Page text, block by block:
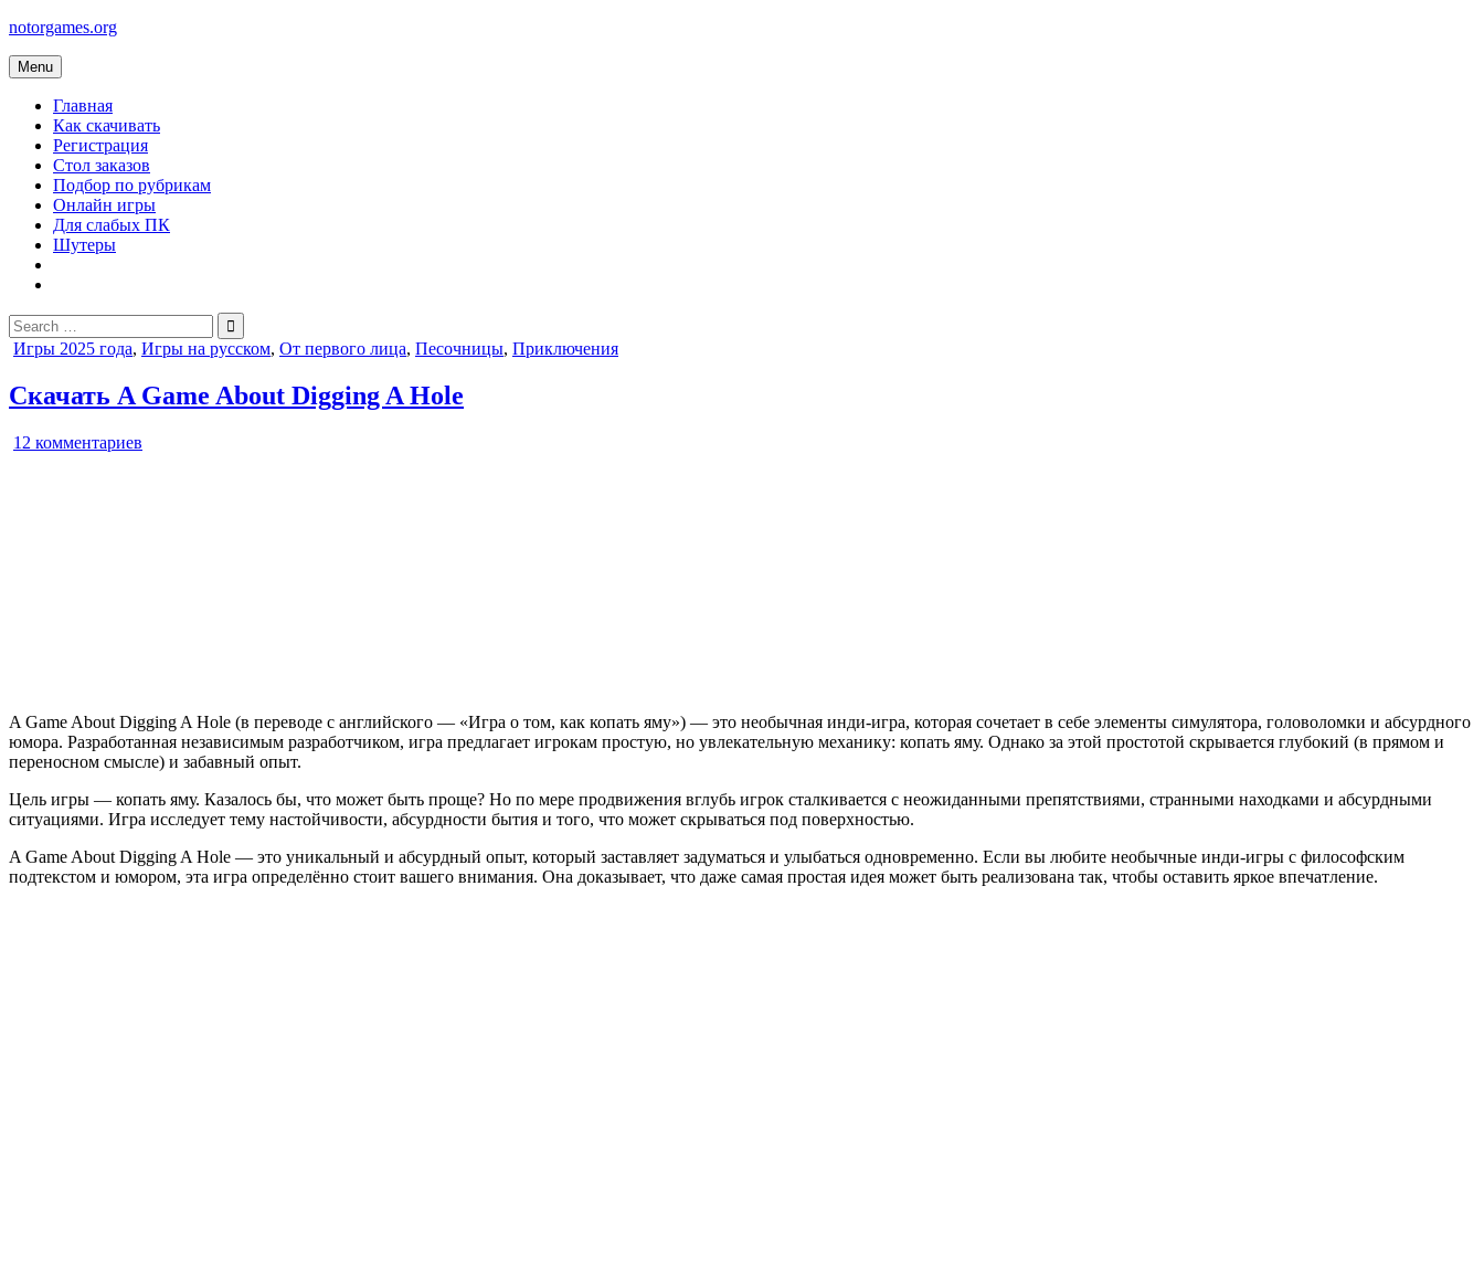
Skip
content
notorgames.org
Menu
Главная
Как скачивать
Регистрация
Стол заказов
Подбор по рубрикам
Онлайн игры
Для слабых ПК
Шутеры
Search
for:
Posted
Игры 2025 года, Игры на русском, От первого лица, Песочницы, Приключения
Скачать A Game About Digging A Hole
12 комментариев
A Game About Digging A Hole (в переводе с английского — «Игра о том, как копать яму») — это необычная инди-игра, которая сочетает в себе элементы симулятора, головоломки и абсурдного
юмора. Разработанная независимым разработчиком, игра предлагает игрокам простую, но увлекательную механику: копать яму. Однако за этой простотой скрывается глубокий (в прямом и
переносном смысле) и забавный опыт.
Цель игры — копать яму. Казалось бы, что может быть проще? Но по мере продвижения вглубь игрок сталкивается с неожиданными препятствиями, странными находками и абсурдными
ситуациями. Игра исследует тему настойчивости, абсурдности бытия и того, что может скрываться под поверхностью.
A Game About Digging A Hole — это уникальный и абсурдный опыт, который заставляет задуматься и улыбаться одновременно. Если вы любите необычные инди-игры с философским
подтекстом и юмором, эта игра определённо стоит вашего внимания. Она доказывает, что даже самая простая идея может быть реализована так, чтобы оставить яркое впечатление.